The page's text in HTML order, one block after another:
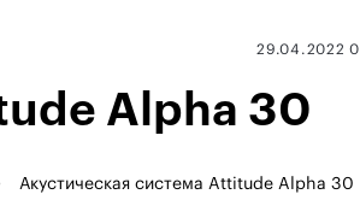
29.04.2022
Alpha 30
Акустическая система Attitude Alpha 30